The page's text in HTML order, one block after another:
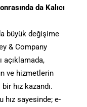
da Kalıcı
büyük değişime
& Company
açıklamada,
ve hizmetlerin
hız kazandı.
hız sayesinde; e-